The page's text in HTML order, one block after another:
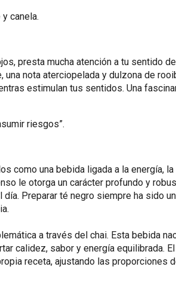
canela.
presta mucha atención a tu sentido
una nota aterciopelada y dulzona de
estimulan tus sentidos. Una
riesgos”.
como una bebida ligada a la energía,
le otorga un carácter profundo y
Preparar té negro siempre ha sido
a través del chai. Esta bebida
calidez, sabor y energía equilibrada.
receta, ajustando las proporciones